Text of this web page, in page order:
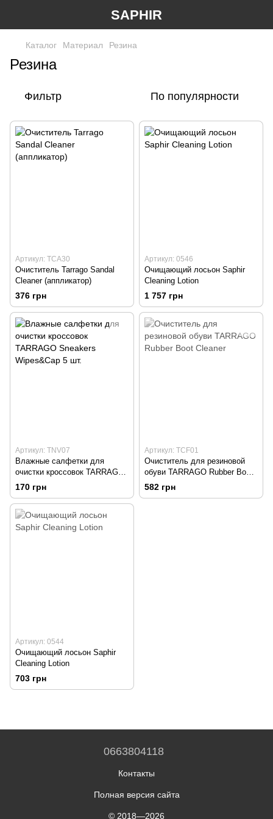
SAPHIR
Каталог Материал Резина
Резина
Фильтр По популярности
Артикул: TCA30
Очиститель Tarrago Sandal
Cleaner (аппликатор)
376 грн
Артикул: 0546
Очищающий лосьон Saphir
Cleaning Lotion
1 757 грн
Артикул: TNV07
Влажные салфетки для
очистки кроссовок TARRAGO
Sneakers Wipes&Cap 5 шт.
170 грн
Артикул: TCF01
Очиститель для резиновой
обуви TARRAGO Rubber Boot
Cleaner
582 грн
Артикул: 0544
Очищающий лосьон Saphir
Cleaning Lotion
703 грн
0663804118
Контакты
Полная версия сайта
© 2018—2026